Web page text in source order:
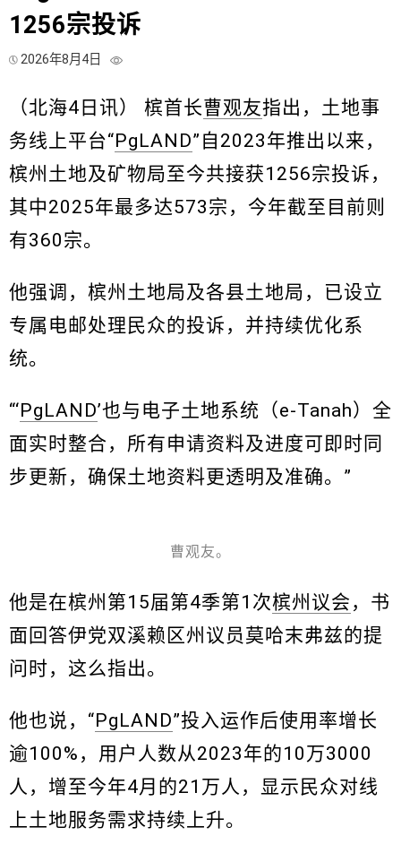
1256宗投诉
2026年8月4日
（北海4日讯） 槟首长曹观友指出，土地事
务线上平台“PgLAND”自2023年推出以来，
槟州土地及矿物局至今共接获1256宗投诉，
其中2025年最多达573宗，今年截至目前则
有360宗。
他强调，槟州土地局及各县土地局，已设立
专属电邮处理民众的投诉，并持续优化系
统。
“‘PgLAND’也与电子土地系统（e-Tanah）全
面实时整合，所有申请资料及进度可即时同
步更新，确保土地资料更透明及准确。”
曹观友。
他是在槟州第15届第4季第1次槟州议会 ，书
面回答伊党双溪赖区州议员莫哈末弗兹的提
问时，这么指出。
他也说，“PgLAND”投入运作后使用率增长
逾100%，用户人数从2023年的10万3000
人，增至今年4月的21万人，显示民众对线
上土地服务需求持续上升。